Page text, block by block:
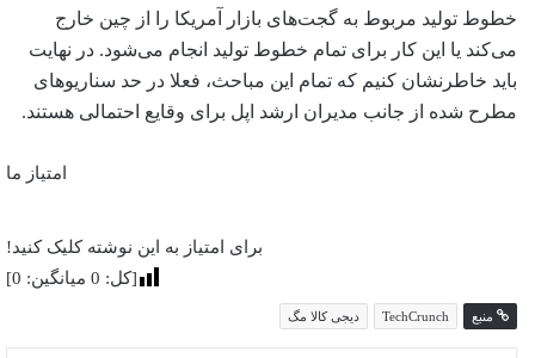
خطوط تولید مربوط به گجت‌های بازار آمریکا را از چین خارج
می‌کند یا این کار برای تمام خطوط تولید انجام می‌شود. در نهایت
باید خاطرنشان کنیم که تمام این مباحث، فعلا در حد سناریوهای
مطرح شده از جانب مدیران ارشد اپل برای وقایع احتمالی هستند.
امتیاز ما
برای امتیاز به این نوشته کلیک کنید!
[کل: 0 میانگین: 0
]
منبع TechCrunch دیجی کالا مگ